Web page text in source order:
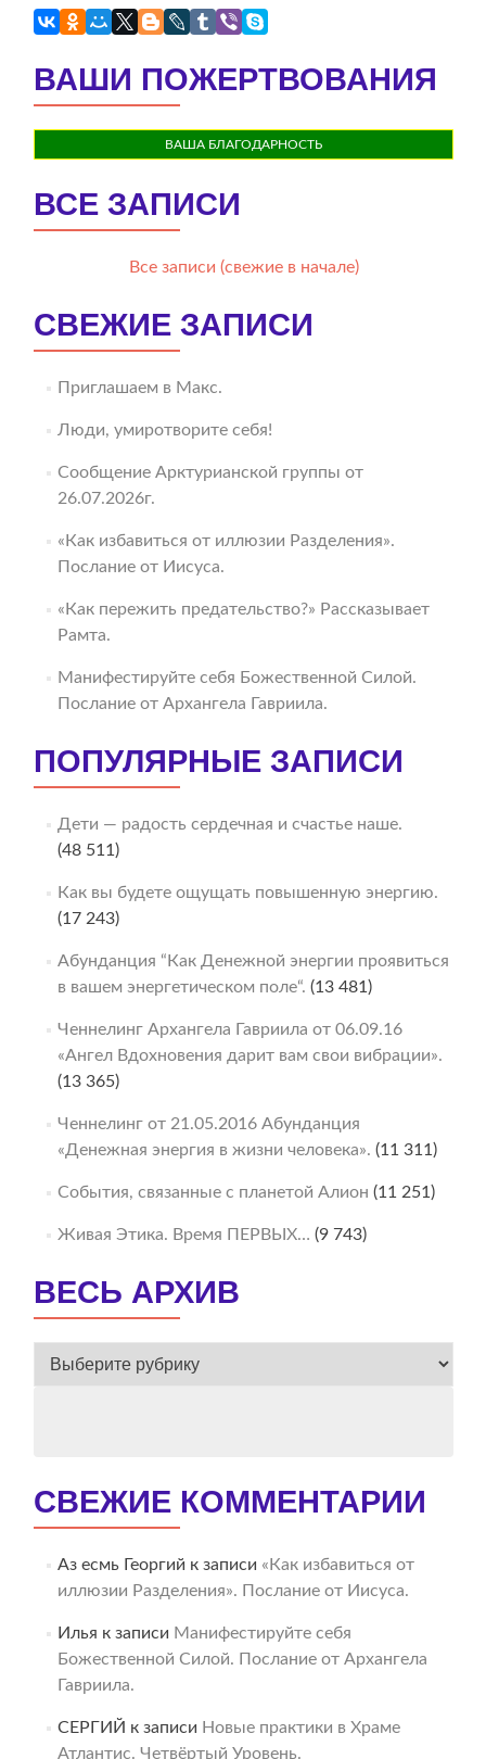
ВАШИ ПОЖЕРТВОВАНИЯ
ВАША БЛАГОДАРНОСТЬ
ВСЕ ЗАПИСИ
Все записи (свежие в начале)
СВЕЖИЕ ЗАПИСИ
Приглашаем в Макс.
Люди, умиротворите себя!
Сообщение Арктурианской группы от
26.07.2026г.
«Как избавиться от иллюзии Разделения».
Послание от Иисуса.
«Как пережить предательство?» Рассказывает
Рамта.
Манифестируйте себя Божественной Силой.
Послание от Архангела Гавриила.
ПОПУЛЯРНЫЕ ЗАПИСИ
Дети — радость сердечная и счастье наше.
(48 511)
Как вы будете ощущать повышенную энергию.
(17 243)
Абунданция “Как Денежной энергии проявиться
в вашем энергетическом поле“. (13 481)
Ченнелинг Архангела Гавриила от 06.09.16
«Ангел Вдохновения дарит вам свои вибрации».
(13 365)
Ченнелинг от 21.05.2016 Абунданция
«Денежная энергия в жизни человека». (11 311)
События, связанные с планетой Алион (11 251)
Живая Этика. Время ПЕРВЫХ… (9 743)
ВЕСЬ АРХИВ
ВЕСЬ
СВЕЖИЕ КОММЕНТАРИИ
Аз есмь Георгий к записи «Как избавиться от
иллюзии Разделения». Послание от Иисуса.
Илья к записи Манифестируйте себя
Божественной Силой. Послание от Архангела
Гавриила.
СЕРГИЙ к записи Новые практики в Храме
Атлантис. Четвёртый Уровень.